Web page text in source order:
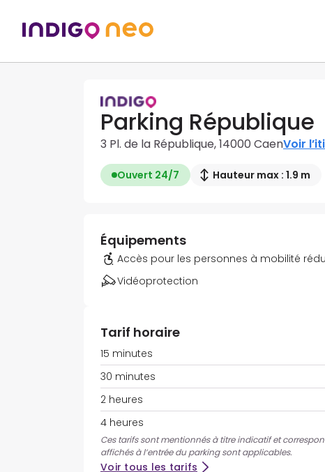
Parking République
3 Pl. de la République, 14000 CaenVoir
Ouvert 24/7 Hauteur max : 1.9 m
Équipements
Accès pour les personnes à mobilité
Vidéoprotection
Tarif horaire
15 minutes
30 minutes
2 heures
4 heures
Ces tarifs sont mentionnés à titre indicatif et
affichés à l’entrée du parking sont applicables.
Voir tous les tarifs